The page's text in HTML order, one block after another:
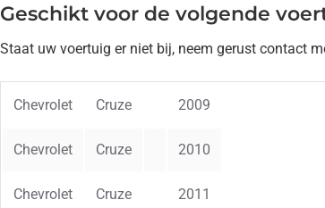
Geschikt voor de volgende
Staat uw voertuig er niet bij, neem gerust contact
Chevrolet Cruze 2009
Chevrolet Cruze 2010
Chevrolet Cruze 2011